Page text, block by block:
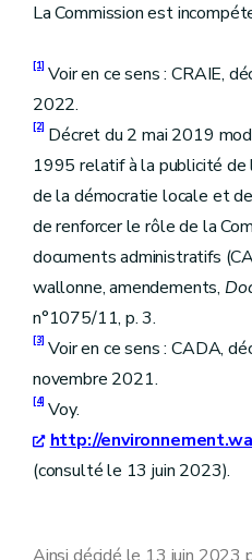
La Commission est
[1] Voir en ce sens : CRAIE,
2022.
[2] Décret du 2 mai 2019
1995 relatif à la publicité
de la démocratie locale et
de renforcer le rôle de la
documents administratifs
wallonne, amendements,
n°1075/11, p. 3.
[3] Voir en ce sens : CADA,
novembre 2021.
[4] Voy.
http://
(consulté le 13 juin 2023).